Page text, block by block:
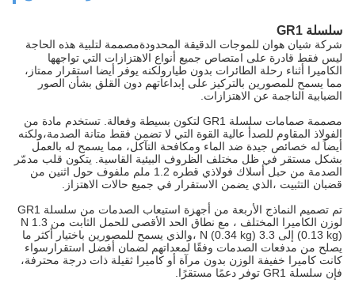
سلسلة GR1
شركة شيان هوان للموجات الدقيقة المحدودةمصممة لتلبية هذه الحاجة
ليس فقط قادرة على امتصاص جميع أنواع الاهتزازات التي تواجهها
الكاميرا أثناء رحلة الطائرات بدون طيارولكنه يوفر أيضا استقرار ممتاز،
مما يسمح للمصورين بالتركيز على إبداعاتهم دون القلق بشأن الصور
الضبابية الناجمة عن الاهتزازات.
مصممة صمامات سلسلة GR1 لتكون بسيطة وفعالة. تستخدم مادة من
الفولاذ المقاوم للصدأ عالية القوة التي لا تضمن فقط متانة الصدمة،ولكنه
أيضاً له خصائص جيدة ضد الماء ومكافحة التآكل، مما يسمح له بالعمل
بشكل مستقر في ظل مختلف الظروف البيئية القاسية. يتكون قلب مدمّر
الصدمة من حبل أسلاك فولاذي قطره 1.2 ملم ملفوف حول اثنين من
قضبان التثبيت ،الذي يضمن الاستقرار في جميع حالات الاهتزاز.
تم تصميم النماذج الأربعة من أجهزة استيعاب الصدمات من سلسلة GR1
لوزن الكاميرا المختلف ، مع نطاق الحد الأقصى للحمل الثابت من 1.3 N
(0.13 kg) إلى 3.3 N (0.34 kg) ،والذي يسمح للمصورين باختيار أكثر ما
يصلح من مدفعات الصدمات وفقًا لمعداتهم لضمان أفضل استقرارسواء
كانت كاميرا خفيفة الوزن بدون مرآة أو كاميرا ثقيلة ذات درجة محترفة،
فإن سلسلة GR1 توفر دعمًا مستقرًا.